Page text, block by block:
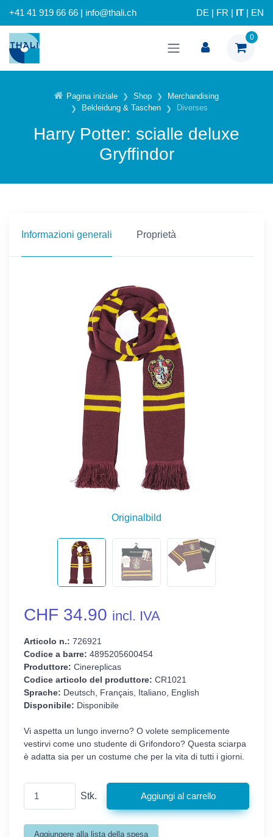
+41 41 919 66 66 | info@thali.ch DE FR IT EN
0
Pagina iniziale Shop
Merchandising
Bekleidung & Taschen
Diverses
Harry Potter: scialle deluxe
Gryffindor
Informazioni generali Proprietà
Originalbild
CHF 34.90 incl. IVA
Articolo n.: 726921
Codice a barre: 4895205600454
Produttore: Cinereplicas
Codice articolo del produttore: CR1021
Sprache: Deutsch, Français, Italiano, English
Disponibile: Disponibile
Vi aspetta un lungo inverno? O volete semplicemente
vestirvi come uno studente di Grifondoro? Questa sciarpa
è adatta sia per un costume che per la vita di tutti i giorni.
Stk.